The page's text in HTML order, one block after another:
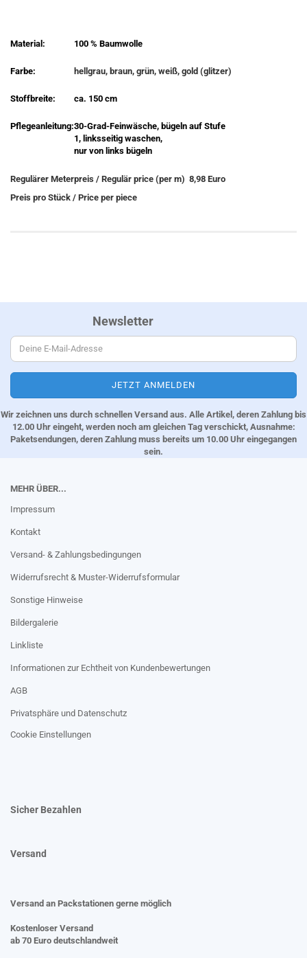
Material: 100 % Baumwolle
Farbe: hellgrau, braun, grün, weiß, gold (glitzer)
Stoffbreite: ca. 150 cm
Pflegeanleitung:30-Grad-Feinwäsche, bügeln auf Stufe
1, linksseitig waschen,
nur von links bügeln
Regulärer Meterpreis / Regulär price (per m) 8,98 Euro
Preis pro Stück / Price per piece
Newsletter
Wir zeichnen uns durch schnellen Versand aus. Alle Artikel, deren Zahlung bis
12.00 Uhr eingeht, werden noch am gleichen Tag verschickt, Ausnahme:
Paketsendungen, deren Zahlung muss bereits um 10.00 Uhr eingegangen
sein.
MEHR ÜBER...
Impressum
Kontakt
Versand- & Zahlungsbedingungen
Widerrufsrecht & Muster-Widerrufsformular
Sonstige Hinweise
Bildergalerie
Linkliste
Informationen zur Echtheit von Kundenbewertungen
AGB
Privatsphäre und Datenschutz
Cookie Einstellungen
Sicher Bezahlen
Versand
Versand an Packstationen gerne möglich
Kostenloser Versand
ab 70 Euro deutschlandweit